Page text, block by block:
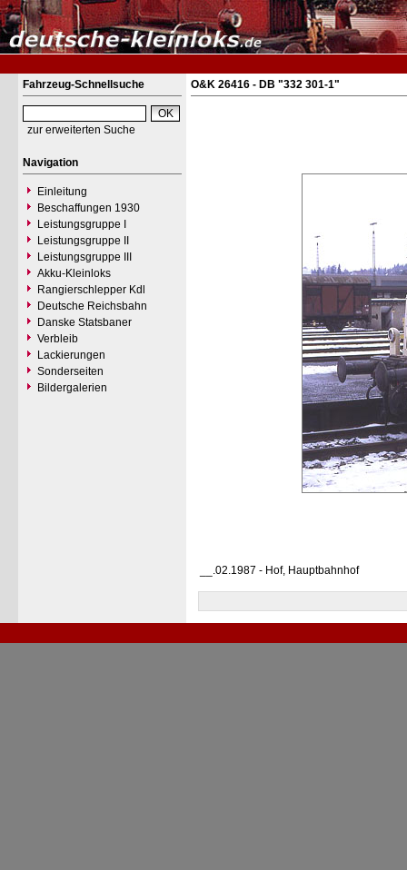
Fahrzeug-Schnellsuche
zur erweiterten Suche
Navigation
Einleitung
Beschaffungen 1930
Leistungsgruppe I
Leistungsgruppe II
Leistungsgruppe III
Akku-Kleinloks
Rangierschlepper Kdl
Deutsche Reichsbahn
Danske Statsbaner
Verbleib
Lackierungen
Sonderseiten
Bildergalerien
O&K 26416 - DB "332 301-1"
__.02.1987 - Hof, Hauptbahnhof